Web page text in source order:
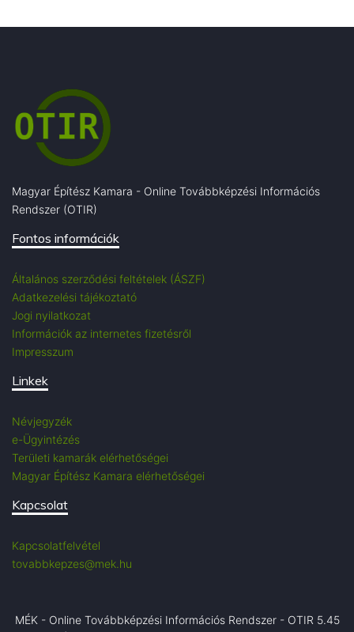
Magyar Építész Kamara - Online Továbbképzési Információs
Rendszer (OTIR)
Fontos információk
Általános szerződési feltételek (ÁSZF)
Adatkezelési tájékoztató
Jogi nyilatkozat
Információk az internetes fizetésről
Impresszum
Linkek
Névjegyzék
e-Ügyintézés
Területi kamarák elérhetőségei
Magyar Építész Kamara elérhetőségei
Kapcsolat
Kapcsolatfelvétel
tovabbkepzes@mek.hu
MÉK - Online Továbbképzési Információs Rendszer - OTIR 5.45